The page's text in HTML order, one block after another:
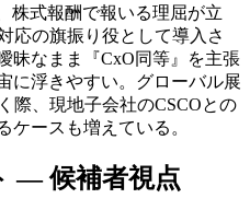
株式報酬で報いる理屈が立
応の旗振り役として導入さ
昧なまま『CxO同等』を主張
に浮きやすい。グローバル展
際、現地子会社のCSCOとの
ケースも増えている。
— 候補者視点